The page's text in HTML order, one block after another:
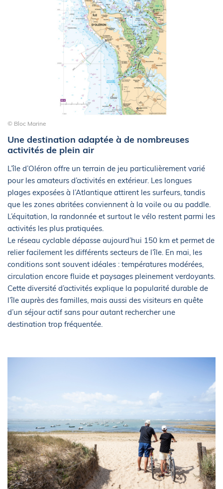
© Bloc Marine
Une destination adaptée à de nombreuses
activités de plein air
L’île d’Oléron offre un terrain de jeu particulièrement varié
pour les amateurs d’activités en extérieur. Les longues
plages exposées à l’Atlantique attirent les surfeurs, tandis
que les zones abritées conviennent à la voile ou au paddle.
L’équitation, la randonnée et surtout le vélo restent parmi les
activités les plus pratiquées.
Le réseau cyclable dépasse aujourd’hui 150 km et permet de
relier facilement les différents secteurs de l’île. En mai, les
conditions sont souvent idéales : températures modérées,
circulation encore fluide et paysages pleinement verdoyants.
Cette diversité d’activités explique la popularité durable de
l’île auprès des familles, mais aussi des visiteurs en quête
d’un séjour actif sans pour autant rechercher une
destination trop fréquentée.